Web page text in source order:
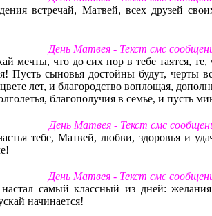
встречай, Матвей, всех друзей
День Матвея - Текст смс
мечты, что до сих пор в тебе таятся,
Пусть сыновья достойны будут, черты
лет, и благородство воплощая,
благополучия в семье, и пусть
День Матвея - Текст смс
тебе, Матвей, любви, здоровья и
День Матвея - Текст смс
самый классный из дней:
начинается!